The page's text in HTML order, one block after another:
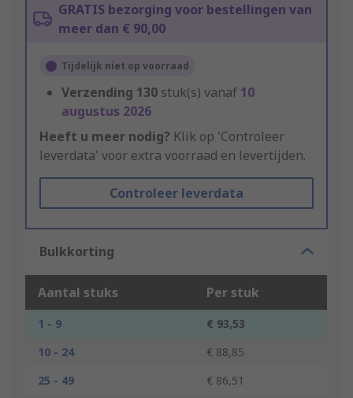
GRATIS bezorging voor bestellingen van
meer dan € 90,00
Tijdelijk niet op voorraad
Verzending 130 stuk(s) vanaf 10
augustus 2026
Heeft u meer nodig? Klik op 'Controleer
leverdata' voor extra voorraad en levertijden.
Controleer leverdata
Bulkkorting
Aantal stuks Per stuk
1 - 9
€ 93,53
10 - 24
€ 88,85
25 - 49
€ 86,51